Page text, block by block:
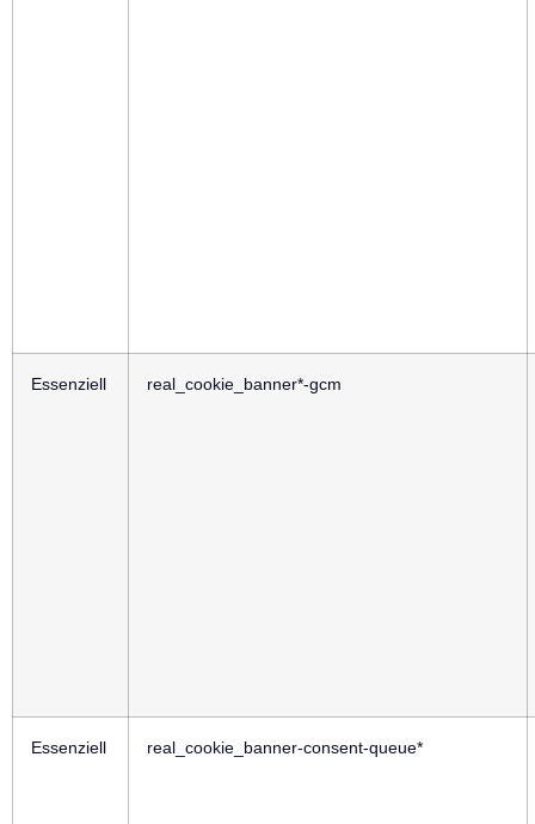
Essenziell real_cookie_banner*-gcm
Essenziell real_cookie_banner-consent-queue*